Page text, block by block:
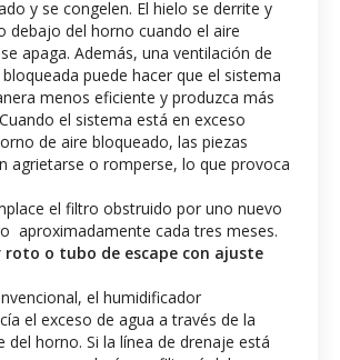
y se congelen. El hielo se derrite y
debajo del horno cuando el aire
apaga. Además, una ventilación de
puede hacer que el sistema
menos eficiente y produzca más
el sistema está en exceso
de aire bloqueado, las piezas
agrietarse o romperse, lo que provoca
el filtro obstruido por uno nuevo
aproximadamente cada tres meses.
o tubo de escape con ajuste
el humidificador
el exceso de agua a través de la
del horno. Si la línea de drenaje está